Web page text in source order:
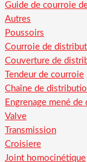
Guide de courroie
Autres
Poussoirs
Courroie de
Couverture de
Tendeur de courroie
Chaîne de
Engrenage mené
Valve
Transmission
Croisiere
Joint homocinétique